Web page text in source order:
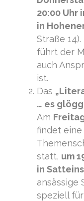
20:00 Uhr
in
Straße
führt der
auch
ist.
Das
… es
Am
findet
statt, um
in Satteins
ansässige
speziell